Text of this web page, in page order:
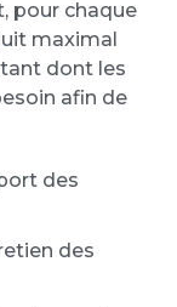
pour chaque
maximal
dont les
afin de
des
des